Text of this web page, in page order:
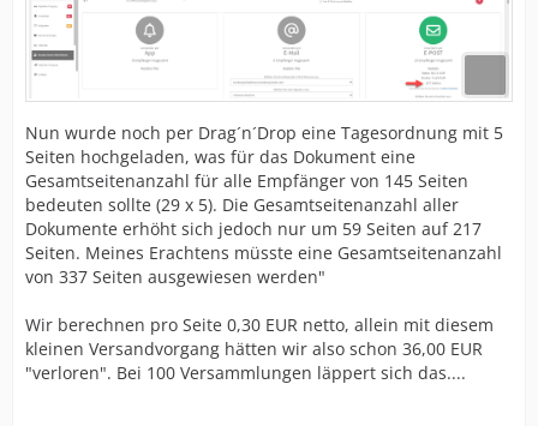
Nun wurde noch per Drag´n´Drop eine Tagesordnung mit 5
Seiten hochgeladen, was für das Dokument eine
Gesamtseitenanzahl für alle Empfänger von 145 Seiten
bedeuten sollte (29 x 5). Die Gesamtseitenanzahl aller
Dokumente erhöht sich jedoch nur um 59 Seiten auf 217
Seiten. Meines Erachtens müsste eine Gesamtseitenanzahl
von 337 Seiten ausgewiesen werden"
Wir berechnen pro Seite 0,30 EUR netto, allein mit diesem
kleinen Versandvorgang hätten wir also schon 36,00 EUR
"verloren". Bei 100 Versammlungen läppert sich das....